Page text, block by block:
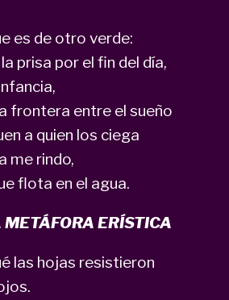
es de otro verde:
prisa por el fin del día,
frontera entre el sueño
a quien los ciega
me rindo,
flota en el agua.
ERÍSTICA
las hojas resistieron